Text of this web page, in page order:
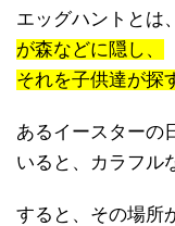
エッグハントとは、
が森などに隠し、
それを子供達が探
あるイースターの
いると、カラフル
すると、その場所